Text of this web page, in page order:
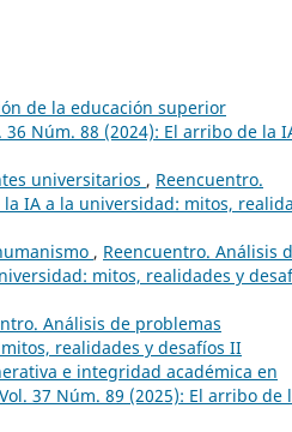
de la educación superior
Núm. 88 (2024): El arribo de la
universitarios , Reencuentro.
IA a la universidad: mitos,
, Reencuentro. Análisis
mitos, realidades y
Análisis de problemas
realidades y desafíos II
e integridad académica en
37 Núm. 89 (2025): El arribo de